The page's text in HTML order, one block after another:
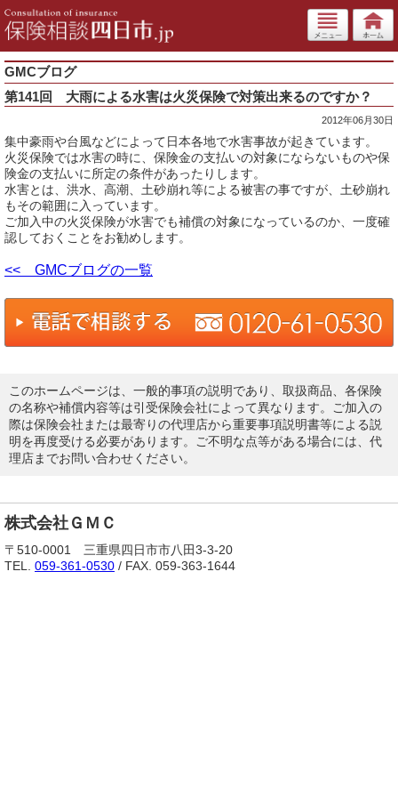
GMCブログ
第141回 大雨による水害は火災保険で対策出来るのですか？
2012年06月30日
集中豪雨や台風などによって日本各地で水害事故が起きています。
火災保険では水害の時に、保険金の支払いの対象にならないものや保
険金の支払いに所定の条件があったりします。
水害とは、洪水、高潮、土砂崩れ等による被害の事ですが、土砂崩れ
もその範囲に入っています。
ご加入中の火災保険が水害でも補償の対象になっているのか、一度確
認しておくことをお勧めします。
<< GMCブログの一覧
このホームページは、一般的事項の説明であり、取扱商品、各保険
の名称や補償内容等は引受保険会社によって異なります。ご加入の
際は保険会社または最寄りの代理店から重要事項説明書等による説
明を再度受ける必要があります。ご不明な点等がある場合には、代
理店までお問い合わせください。
株式会社ＧＭＣ
〒510-0001 三重県四日市市八田3-3-20
TEL. 059-361-0530 / FAX. 059-363-1644